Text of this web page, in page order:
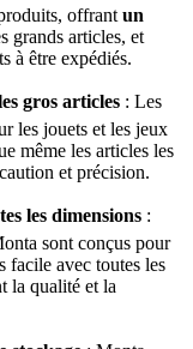
offrant un
grands articles, et
à être expédiés.
gros articles : Les
les jouets et les jeux
même les articles les
et précision.
les dimensions :
sont conçus pour
facile avec toutes les
la qualité et la